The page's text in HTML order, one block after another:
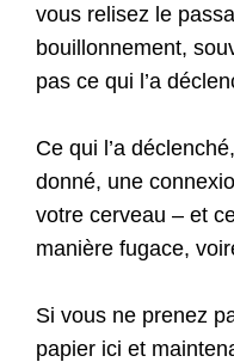
vous relisez le
bouillonnement,
pas ce qui l’a
Ce qui l’a
donné, une
votre cerveau – et
manière fugace,
Si vous ne prenez
papier ici et